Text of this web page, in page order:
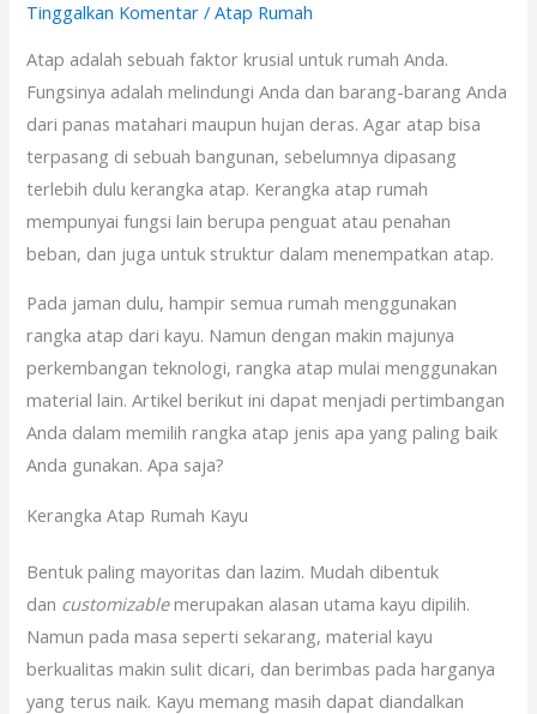
Tinggalkan Komentar /Atap Rumah
Atap adalah sebuah faktor krusial untuk rumah Anda.
Fungsinya adalah melindungi Anda dan barang-barang Anda
dari panas matahari maupun hujan deras. Agar atap bisa
terpasang di sebuah bangunan, sebelumnya dipasang
terlebih dulu kerangka atap. Kerangka atap rumah
mempunyai fungsi lain berupa penguat atau penahan
beban, dan juga untuk struktur dalam menempatkan atap.
Pada jaman dulu, hampir semua rumah menggunakan
rangka atap dari kayu. Namun dengan makin majunya
perkembangan teknologi, rangka atap mulai menggunakan
material lain. Artikel berikut ini dapat menjadi pertimbangan
Anda dalam memilih rangka atap jenis apa yang paling baik
Anda gunakan. Apa saja?
Kerangka Atap Rumah Kayu
Bentuk paling mayoritas dan lazim. Mudah dibentuk
dan customizablemerupakan alasan utama kayu dipilih.
Namun pada masa seperti sekarang, material kayu
berkualitas makin sulit dicari, dan berimbas pada harganya
yang terus naik. Kayu memang masih dapat diandalkan